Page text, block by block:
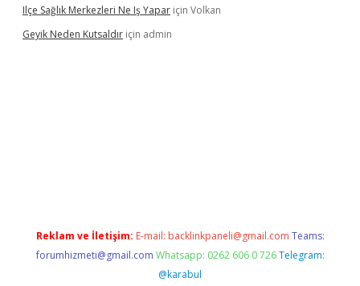
Ilçe Sağlık Merkezleri Ne Iş Yapar için Volkan
Geyik Neden Kutsaldır için admin
Reklam ve İletişim: E-mail: backlinkpaneli@gmail.com Teams:
forumhizmeti@gmail.com Whatsapp: 0262 606 0 726 Telegram:
@karabul